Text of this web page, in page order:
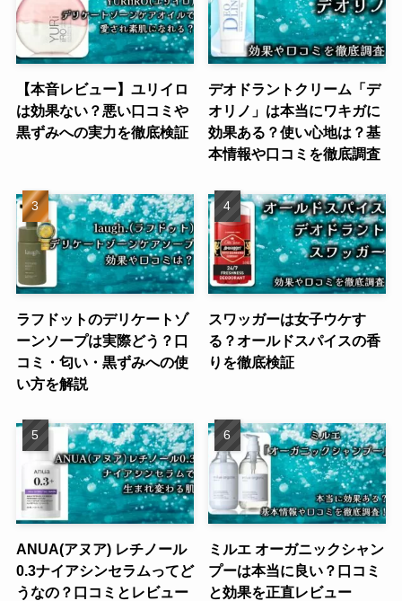
【本音レビュー】ユリイロ
は効果ない？悪い口コミや
黒ずみへの実力を徹底検証
デオドラントクリーム「デ
オリノ」は本当にワキガに
効果ある？使い心地は？基
本情報や口コミを徹底調査
ラフドットのデリケートゾ
ーンソープは実際どう？口
コミ・匂い・黒ずみへの使
い方を解説
スワッガーは女子ウケす
る？オールドスパイスの香
りを徹底検証
ANUA(アヌア) レチノール
0.3ナイアシンセラムってど
うなの？口コミとレビュー
ミルエ オーガニックシャン
プーは本当に良い？口コミ
と効果を正直レビュー